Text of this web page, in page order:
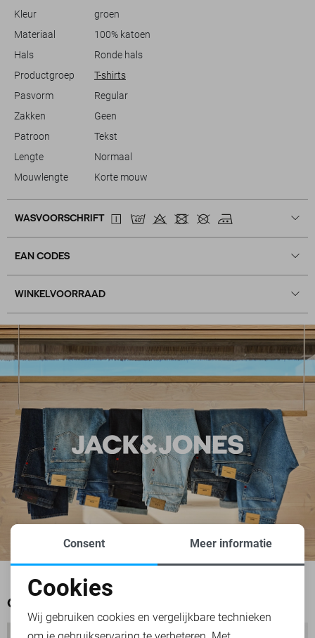
een nonchalante look, waarbij comfort voorop staat. Een
betrouwbaar element in je zomerkledingcollectie, voor dagen waarin
Kleur
groen
Materiaal
100% katoen
Hals
Ronde hals
Productgroep
T-shirts
Pasvorm
Regular
Zakken
Geen
Patroon
Tekst
Lengte
Normaal
Mouwlengte
Korte mouw
WASVOORSCHRIFT
EAN CODES
WINKELVOORRAAD
OOK HET BEKIJKEN WAARD
Noodzakelijke cookies
Consent Meer informatie
Cookies
Wij gebruiken cookies en vergelijkbare technieken